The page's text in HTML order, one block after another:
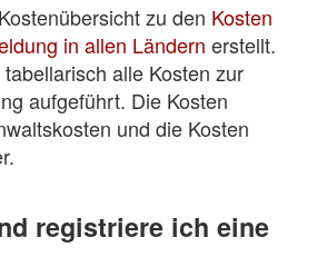
zu den Kosten
in allen Ländern erstellt.
alle Kosten zur
aufgeführt. Die Kosten
und die Kosten
registriere ich eine